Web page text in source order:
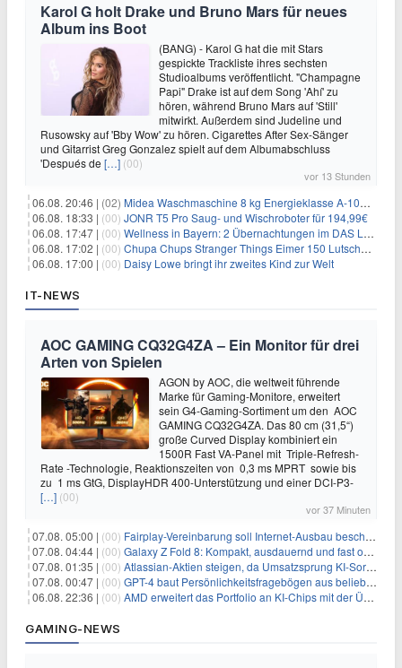
Karol G holt Drake und Bruno Mars für neues
Album ins Boot
(BANG) - Karol G hat die mit Stars
gespickte Trackliste ihres sechsten
Studioalbums veröffentlicht. "Champagne
Papi" Drake ist auf dem Song 'Ahí' zu
hören, während Bruno Mars auf 'Still'
mitwirkt. Außerdem sind Judeline und
Rusowsky auf 'Bby Wow' zu hören. Cigarettes After Sex-Sänger
und Gitarrist Greg Gonzalez spielt auf dem Albumabschluss
'Después de […] (00)
vor 13 Stunden
06.08. 20:46 | (02) Midea Waschmaschine 8 kg Energieklasse A-10% 1400 U/Min für 289,97€
06.08. 18:33 | (00) JONR T5 Pro Saug- und Wischroboter für 194,99€
06.08. 17:47 | (00) Wellness in Bayern: 2 Übernachtungen im DAS LUDWIG Sports Resort inkl. HP + Wellness ab 174€ p.P.
06.08. 17:02 | (00) Chupa Chups Stranger Things Eimer 150 Lutscher für 21,95€
06.08. 17:00 | (00) Daisy Lowe bringt ihr zweites Kind zur Welt
IT-NEWS
AOC GAMING CQ32G4ZA – Ein Monitor für drei
Arten von Spielen
AGON by AOC, die weltweit führende
Marke für Gaming-Monitore, erweitert
sein G4-Gaming-Sortiment um den AOC
GAMING CQ32G4ZA. Das 80 cm (31,5“)
große Curved Display kombiniert ein
1500R Fast VA-Panel mit Triple-Refresh-
Rate -Technologie, Reaktionszeiten von 0,3 ms MPRT sowie bis
zu 1 ms GtG, DisplayHDR 400-Unterstützung und einer DCI-P3-
[…] (00)
vor 37 Minuten
07.08. 05:00 | (00) Fairplay-Vereinbarung soll Internet-Ausbau beschleunigen
07.08. 04:44 | (00) Galaxy Z Fold 8: Kompakt, ausdauernd und fast ohne Falte
07.08. 01:35 | (00) Atlassian-Aktien steigen, da Umsatzsprung KI-Sorgen dämpft
07.08. 00:47 | (00) GPT-4 baut Persönlichkeitsfragebögen aus beliebigen Texten und sagt Antworten voraus
06.08. 22:36 | (00) AMD erweitert das Portfolio an KI-Chips mit der Übernahme von Taalas
GAMING-NEWS